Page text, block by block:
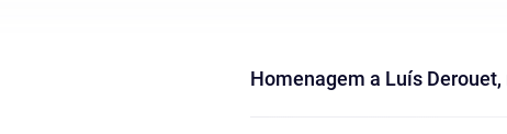
Homenagem a Luís